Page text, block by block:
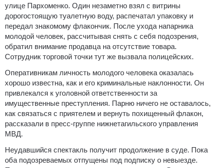
улице Пархоменко. Один незаметно взял с витрины
дорогостоящую туалетную воду, распечатал упаковку и
передал знакомому флакончик. После ухода напарника
молодой человек, рассчитывая снять с себя подозрения,
обратил внимание продавца на отсутствие товара.
Сотрудник торговой точки тут же вызвала полицейских.
Оперативникам личность молодого человека оказалась
хорошо известна, как и его криминальные наклонности. Он
привлекался к уголовной ответственности за
имущественные преступления. Парню ничего не оставалось,
как связаться с приятелем и вернуть похищенный флакон,
рассказали в пресс-группе нижнетагильского управления
МВД.
Неудавшийся спектакль получит продолжение в суде. Пока
оба подозреваемых отпущены под подписку о невыезде.